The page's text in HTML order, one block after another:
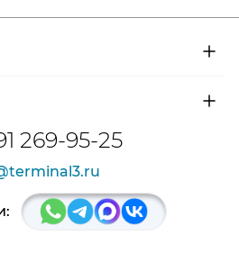
269-95-25
подшипников